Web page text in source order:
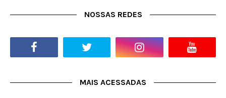
NOSSAS REDES
MAIS ACESSADAS